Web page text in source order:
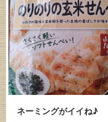
ネーミングがイイね♪